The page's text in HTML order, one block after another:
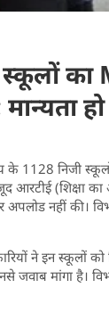
का
के 1128 निजी
आरटीई
नहीं की।
ने इन स्कूलों को
जवाब मांगा है।